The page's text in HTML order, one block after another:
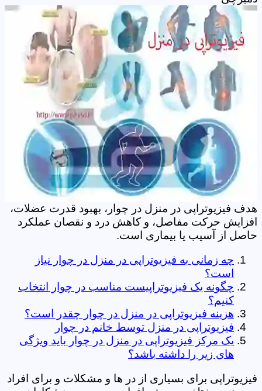
هدف فیزیوتراپی در منزل در چوار، بهبود قدرت عضلات،
افزایش حرکت مفاصل، و کاهش درد و نقصان عملکرد
حاصل از آسیب یا بیماری است.
چه زمانی به فیزیوتراپی در منزل در چوار نیاز
است؟
چگونه یک فیزیوتراپیست مناسب در چوار انتخاب
کنیم؟
هزینه فیزیوتراپی در منزل در چوار چقدر است؟
فیزیوتراپی در منزل توسط خانم در چوار
یک مرکز فیزیوتراپی در منزل در چوار باید ویژگی
های زیر را داشته باشد؟
فیزیوتراپی برای بسیاری از در ها و مشکلات و برای افراد